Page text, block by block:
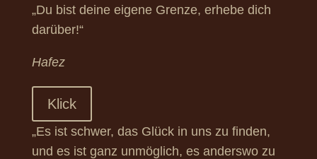
„Du bist deine eigene Grenze, erhebe dich
darüber!“
Hafez
Klick
„Es ist schwer, das Glück in uns zu finden,
und es ist ganz unmöglich, es anderswo zu